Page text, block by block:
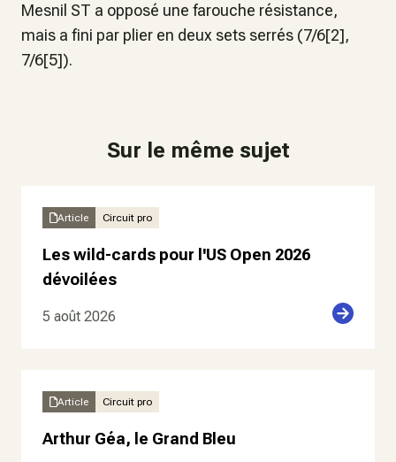
Mesnil ST a opposé une farouche résistance,
mais a fini par plier en deux sets serrés (7/6[2],
7/6[5]).
Sur le même sujet
Article Circuit pro
Les wild-cards pour l'US Open 2026
dévoilées
5 août 2026
Article Circuit pro
Arthur Géa, le Grand Bleu